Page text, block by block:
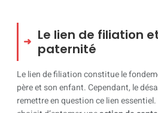
Le lien de filiation
paternité
Le lien de filiation constitue le
père et son enfant. Cependant, le
remettre en question ce lien